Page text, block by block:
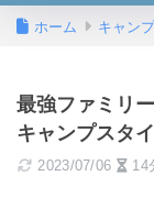
ホーム キャン
最強ファミリ
キャンプスタイ
2023/07/06 14